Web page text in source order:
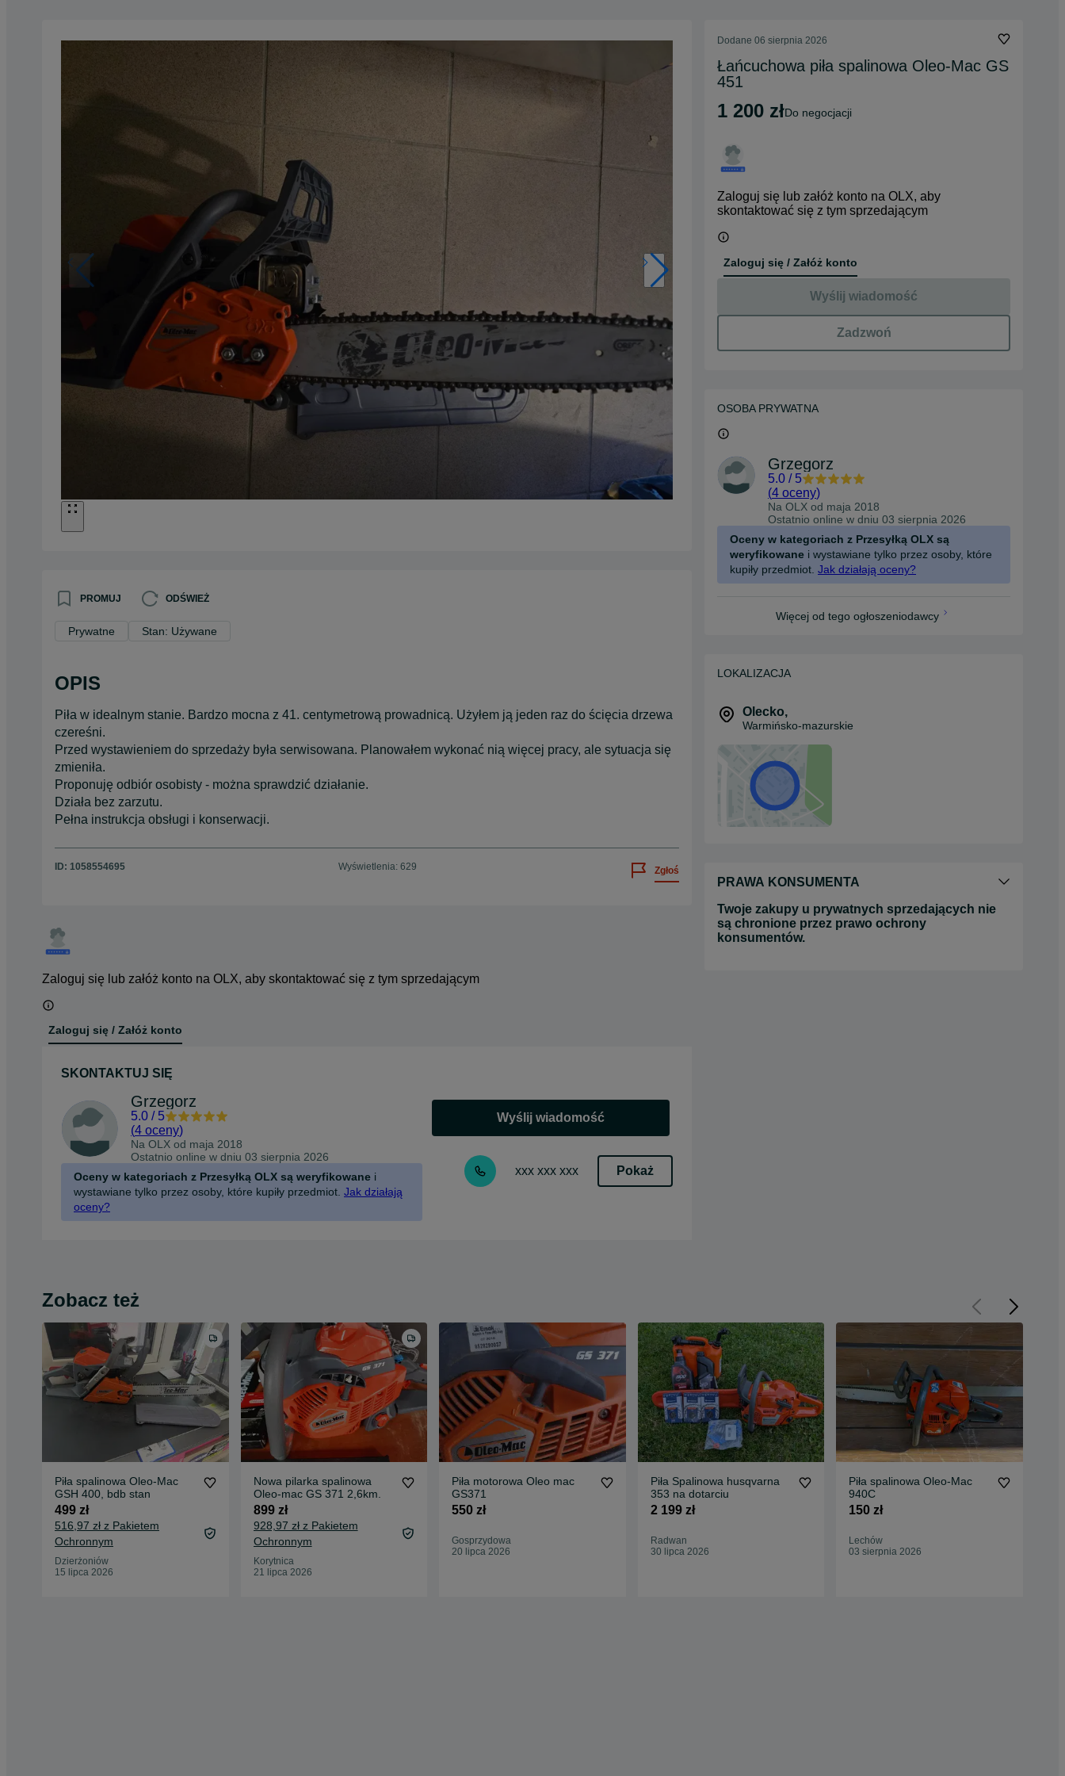
PROMUJ ODŚWIEŻ
Prywatne Stan: Używane
OPIS
Piła w idealnym stanie. Bardzo mocna z 41. centymetrową prowadnicą. Użyłem ją jeden raz do ścięcia drzewa
czereśni.
Przed wystawieniem do sprzedaży była serwisowana. Planowałem wykonać nią więcej pracy, ale sytuacja się
zmieniła.
Proponuję odbiór osobisty - można sprawdzić działanie.
Działa bez zarzutu.
Pełna instrukcja obsługi i konserwacji.
ID: 1058554695 Wyświetlenia: 629 Zgłoś
Zaloguj się lub załóż konto na OLX, aby skontaktować się z tym sprzedającym
Zaloguj się / Załóż konto
SKONTAKTUJ SIĘ
Grzegorz
5.0 / 5
(4 oceny)
Na OLX od maja 2018
Ostatnio online w dniu 03 sierpnia 2026
Oceny w kategoriach z Przesyłką OLX są weryfikowane i
wystawiane tylko przez osoby, które kupiły przedmiot. Jak działają
oceny?
Wyślij wiadomość
xxx xxx xxx Pokaż
Dodane 06 sierpnia 2026
Łańcuchowa piła spalinowa Oleo-Mac GS
451
1 200 zł do negocjacji
Zaloguj się lub załóż konto na OLX, aby
skontaktować się z tym sprzedającym
Zaloguj się / Załóż konto
Wyślij wiadomość
Zadzwoń
OSOBA PRYWATNA
Grzegorz
5.0 / 5
(4 oceny)
Na OLX od maja 2018
Ostatnio online w dniu 03 sierpnia 2026
Oceny w kategoriach z Przesyłką OLX są
weryfikowane i wystawiane tylko przez osoby, które
kupiły przedmiot. Jak działają oceny?
Więcej od tego ogłoszeniodawcy
LOKALIZACJA
Olecko,
Warmińsko-mazurskie
PRAWA KONSUMENTA
Twoje zakupy u prywatnych sprzedających nie
są chronione przez prawo ochrony
konsumentów.
Zobacz też
Piła spalinowa Oleo-Mac
GSH 400, bdb stan
499 zł
516,97 zł z Pakietem
Ochronnym
Dzierżoniów
15 lipca 2026
Nowa pilarka spalinowa
Oleo-mac GS 371 2,6km.
899 zł
928,97 zł z Pakietem
Ochronnym
Korytnica
21 lipca 2026
Piła motorowa Oleo mac
GS371
550 zł
Gosprzydowa
20 lipca 2026
Piła Spalinowa husqvarna
353 na dotarciu
2 199 zł
Radwan
30 lipca 2026
Piła spalinowa Oleo-Mac
940C
150 zł
Lechów
03 sierpnia 2026